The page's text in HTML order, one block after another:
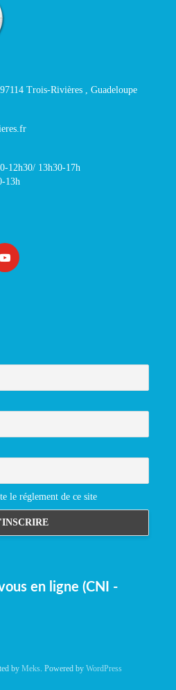
Trois-Rivières , Guadeloupe
12h30/ 13h30-17h
13h
le réglement de ce site
en ligne (CNI -
by Meks . Powered by WordPress